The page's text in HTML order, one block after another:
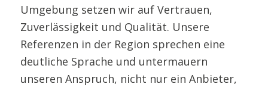
Umgebung setzen wir auf Vertrauen,
Zuverlässigkeit und Qualität. Unsere
Referenzen in der Region sprechen eine
deutliche Sprache und untermauern
unseren Anspruch, nicht nur ein Anbieter,